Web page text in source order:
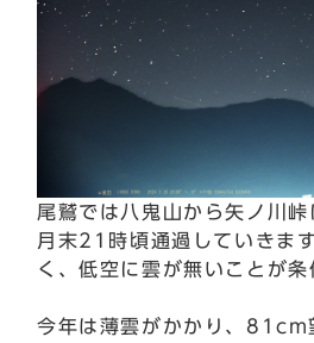
尾鷲では八鬼山から矢ノ川
月末21時頃通過していきま
く、低空に雲が無いことが条
今年は薄雲がかかり、81cm